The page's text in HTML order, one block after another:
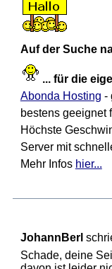
Auf der Suche
... für die
Abonda Hosting -
bestens geeignet
Höchste
Server mit
Mehr Infos hier...
JohannBerl
Schade, deine